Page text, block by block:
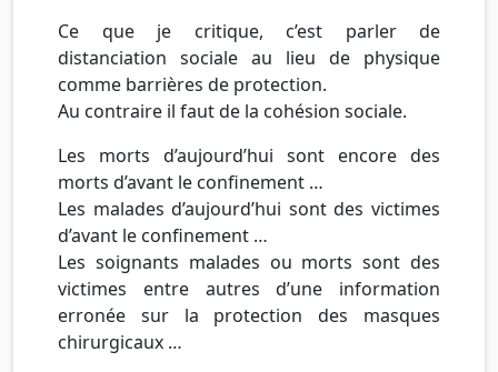
Ce que je critique, c’est parler de
distanciation sociale au lieu de physique
comme barrières de protection.
Au contraire il faut de la cohésion sociale.
Les morts d’aujourd’hui sont encore des
morts d’avant le confinement …
Les malades d’aujourd’hui sont des victimes
d’avant le confinement …
Les soignants malades ou morts sont des
victimes entre autres d’une information
erronée sur la protection des masques
chirurgicaux …